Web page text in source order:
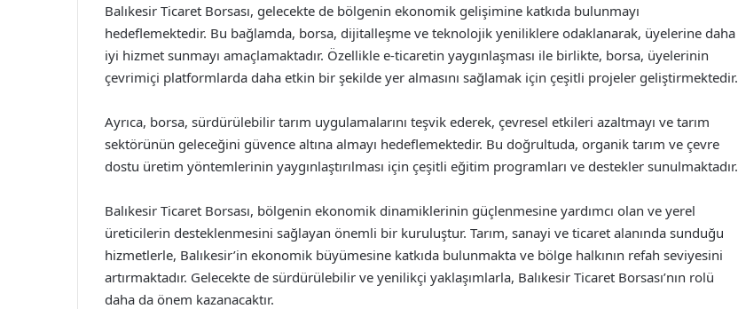
Balıkesir Ticaret Borsası, gelecekte de bölgenin ekonomik gelişimine katkıda bulunmayı
hedeflemektedir. Bu bağlamda, borsa, dijitalleşme ve teknolojik yeniliklere odaklanarak, üyelerine daha
iyi hizmet sunmayı amaçlamaktadır. Özellikle e-ticaretin yaygınlaşması ile birlikte, borsa, üyelerinin
çevrimiçi platformlarda daha etkin bir şekilde yer almasını sağlamak için çeşitli projeler geliştirmektedir.
Ayrıca, borsa, sürdürülebilir tarım uygulamalarını teşvik ederek, çevresel etkileri azaltmayı ve tarım
sektörünün geleceğini güvence altına almayı hedeflemektedir. Bu doğrultuda, organik tarım ve çevre
dostu üretim yöntemlerinin yaygınlaştırılması için çeşitli eğitim programları ve destekler sunulmaktadır.
Balıkesir Ticaret Borsası, bölgenin ekonomik dinamiklerinin güçlenmesine yardımcı olan ve yerel
üreticilerin desteklenmesini sağlayan önemli bir kuruluştur. Tarım, sanayi ve ticaret alanında sunduğu
hizmetlerle, Balıkesir’in ekonomik büyümesine katkıda bulunmakta ve bölge halkının refah seviyesini
artırmaktadır. Gelecekte de sürdürülebilir ve yenilikçi yaklaşımlarla, Balıkesir Ticaret Borsası’nın rolü
daha da önem kazanacaktır.